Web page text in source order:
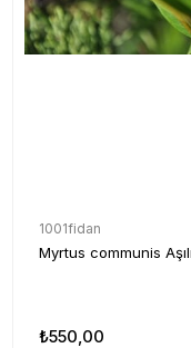
1001fidan
Myrtus communis
₺550,00